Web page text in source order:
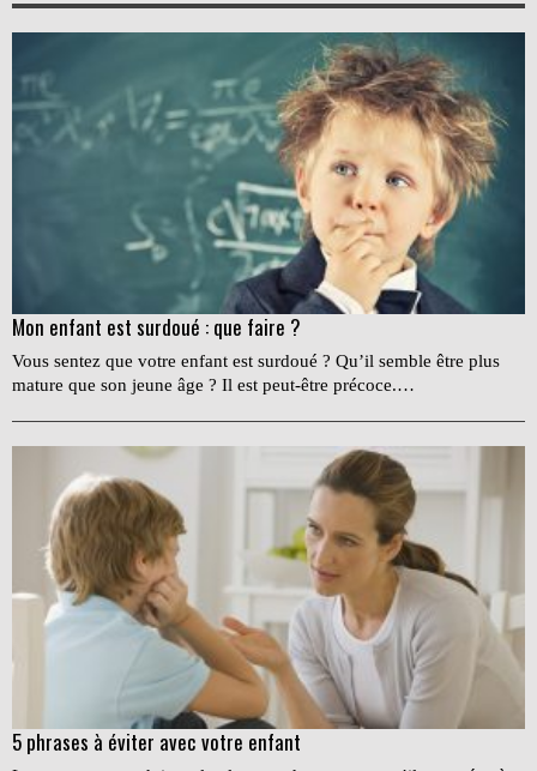
Mon enfant est surdoué : que faire ?
Vous sentez que votre enfant est surdoué ? Qu’il semble être plus
mature que son jeune âge ? Il est peut-être précoce.…
5 phrases à éviter avec votre enfant